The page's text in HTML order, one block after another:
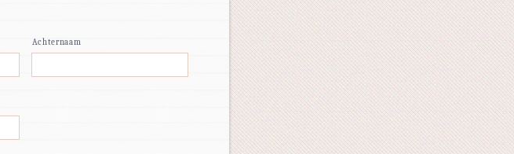
Achternaam